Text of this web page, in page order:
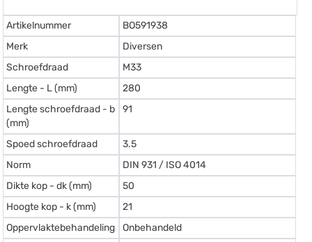
Artikelnummer
BO591938
Merk
Diversen
Schroefdraad
M33
Lengte - L (mm)
280
Lengte schroefdraad - b
(mm)
91
Spoed schroefdraad
3.5
Norm
DIN 931 / ISO 4014
Dikte kop - dk (mm)
50
Hoogte kop - k (mm)
21
Oppervlaktebehandeling
Onbehandeld